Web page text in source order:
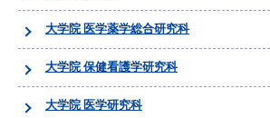
大学院 医学薬学総合研究科
大学院 保健看護学研究科
大学院 医学研究科